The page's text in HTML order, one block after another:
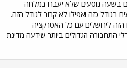
בשעה נוסעים שלא יעברו במלחה
בגודל כזה ואפילו לא קרוב לגודל הזה.
הזה לירושלים עם כל האטרקציה
התחבורה הגדולים ביותר שידעה מדינת